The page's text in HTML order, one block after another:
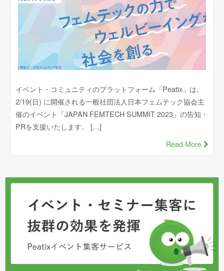
イベント・コミュニティのプラットフォーム「Peatix」は、
2/19(日) に開催される⼀般社団法⼈⽇本フェムテック協会主
催のイベント「JAPAN FEMTECH SUMMIT 2023」の告知・
PRを支援いたします。 […]
Read More